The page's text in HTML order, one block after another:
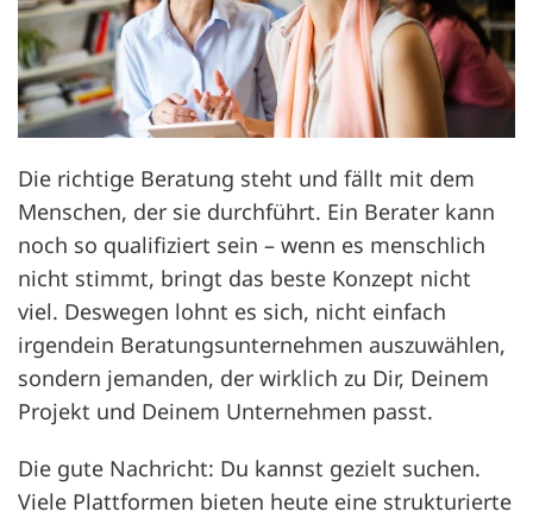
Die richtige Beratung steht und fällt mit dem
Menschen, der sie durchführt. Ein Berater kann
noch so qualifiziert sein – wenn es menschlich
nicht stimmt, bringt das beste Konzept nicht
viel. Deswegen lohnt es sich, nicht einfach
irgendein Beratungsunternehmen auszuwählen,
sondern jemanden, der wirklich zu Dir, Deinem
Projekt und Deinem Unternehmen passt.
Die gute Nachricht: Du kannst gezielt suchen.
Viele Plattformen bieten heute eine strukturierte